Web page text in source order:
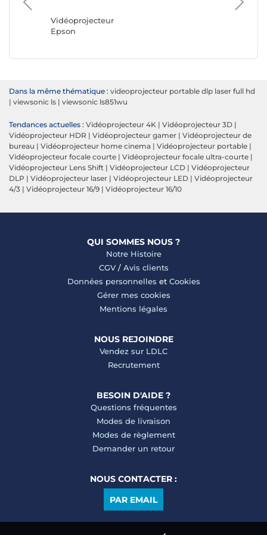
Vidéoprojecteur
Epson
Optoma
Dans la même thématique : videoprojecteur portable dlp laser full hd
| viewsonic ls | viewsonic ls851wu
Tendances actuelles : Vidéoprojecteur 4K | Vidéoprojecteur 3D |
Vidéoprojecteur HDR | Vidéoprojecteur gamer | Vidéoprojecteur de
bureau | Vidéoprojecteur home cinema | Vidéoprojecteur portable |
Vidéoprojecteur focale courte | Vidéoprojecteur focale ultra-courte |
Vidéoprojecteur Lens Shift | Vidéoprojecteur LCD | Vidéoprojecteur
DLP | Vidéoprojecteur laser | Vidéoprojecteur LED | Vidéoprojecteur
4/3 | Vidéoprojecteur 16/9 | Vidéoprojecteur 16/10
QUI SOMMES NOUS ?
Notre Histoire
CGV/ Avis clients
Données personnelles et Cookies
Gérer mes cookies
Mentions légales
NOUS REJOINDRE
Vendez sur LDLC
Recrutement
BESOIN D'AIDE ?
Questions fréquentes
Modes de livraison
Modes de règlement
Demander un retour
NOUS CONTACTER :
PAR EMAIL